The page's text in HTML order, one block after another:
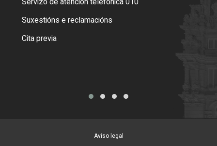
Suxestións e reclamacións
Cita previa
Aviso legal